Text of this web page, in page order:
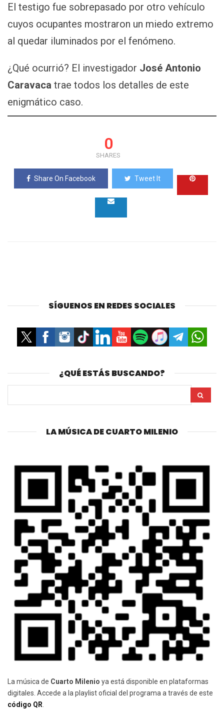
El testigo fue sobrepasado por otro vehículo
cuyos ocupantes mostraron un miedo extremo
al quedar iluminados por el fenómeno.
¿Qué ocurrió? El investigador José Antonio
Caravaca trae todos los detalles de este
enigmático caso.
0
SHARES
Share On Facebook Tweet It
SÍGUENOS EN REDES SOCIALES
¿QUÉ ESTÁS BUSCANDO?
LA MÚSICA DE CUARTO MILENIO
La música de Cuarto Milenio ya está disponible en plataformas
digitales. Accede a la playlist oficial del programa a través de este
código QR